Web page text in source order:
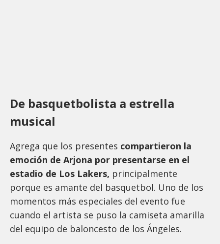
De basquetbolista a estrella
musical
Agrega que los presentes compartieron la
emoción de Arjona por presentarse en el
estadio de Los Lakers, principalmente
porque es amante del basquetbol. Uno de los
momentos más especiales del evento fue
cuando el artista se puso la camiseta amarilla
del equipo de baloncesto de los Ángeles.